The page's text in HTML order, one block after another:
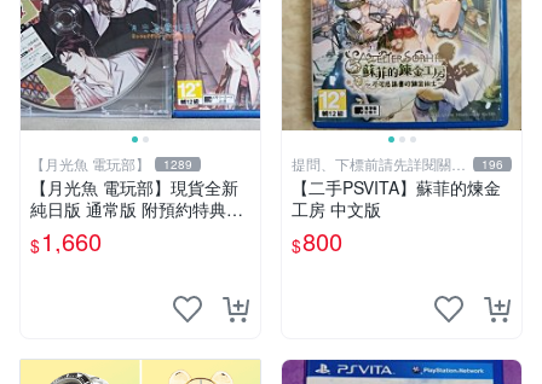
【月光魚 電玩部】 1289
【月光魚 電玩部】現貨全新
純日版 通常版 附預約特典CD
PSV 飛舞於天涯、粹之花 普
通版 日版日文
$1,660
提問、下標前請先詳閱關於
我
196
【二手PSVITA】蘇菲的煉金
工房 中文版
$800